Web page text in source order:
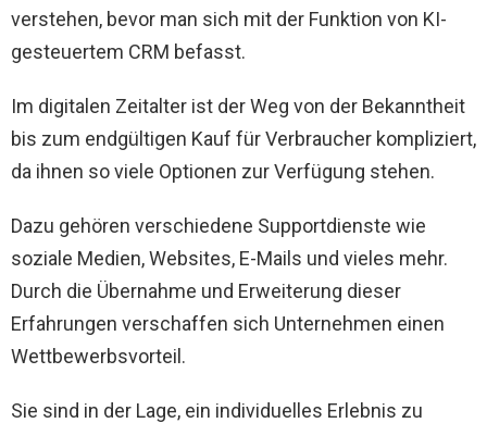
verstehen, bevor man sich mit der Funktion von KI-
gesteuertem CRM befasst.
Im digitalen Zeitalter ist der Weg von der Bekanntheit
bis zum endgültigen Kauf für Verbraucher kompliziert,
da ihnen so viele Optionen zur Verfügung stehen.
Dazu gehören verschiedene Supportdienste wie
soziale Medien, Websites, E-Mails und vieles mehr.
Durch die Übernahme und Erweiterung dieser
Erfahrungen verschaffen sich Unternehmen einen
Wettbewerbsvorteil.
Sie sind in der Lage, ein individuelles Erlebnis zu